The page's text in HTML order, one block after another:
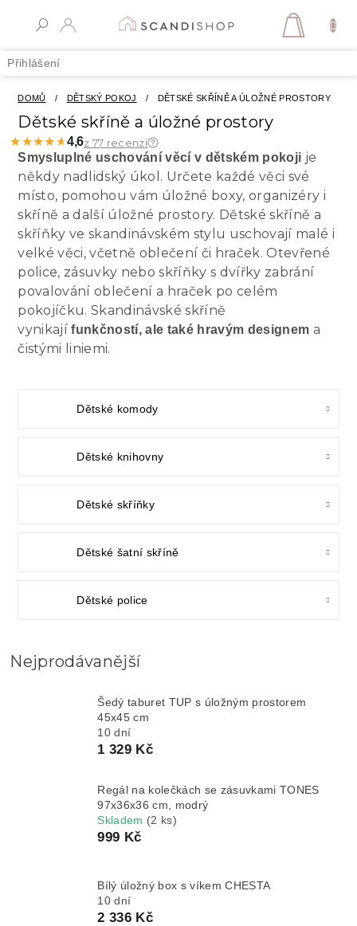
Přihlášení
DOMŮ / DĚTSKÝ POKOJ / DĚTSKÉ SKŘÍNĚ A ÚLOŽNÉ PROSTORY
Dětské skříně a úložné prostory
★★★★★
★★★★★4,6z 77 recenzí
Smysluplné uschování věcí v dětském pokoji je
někdy nadlidský úkol. Určete každé věci své
místo, pomohou vám úložné boxy, organizéry i
skříně a další úložné prostory. Dětské skříně a
skříňky ve skandinávském stylu uschovají malé i
velké věci, včetně oblečení či hraček. Otevřené
police, zásuvky nebo skříňky s dvířky zabrání
povalování oblečení a hraček po celém
pokojíčku. Skandinávské skříně
vynikajífunkčností, ale také hravým designem a
čistými liniemi.
Dětské komody
Dětské knihovny
Dětské skříňky
Dětské šatní skříně
Dětské police
Nejprodávanější
Šedý taburet TUP s úložným prostorem
45x45 cm
10 dní
1 329 Kč
Regál na kolečkách se zásuvkami TONES
97x36x36 cm, modrý
Skladem (2 ks)
999 Kč
Bílý úložný box s víkem CHESTA
10 dní
2 336 Kč